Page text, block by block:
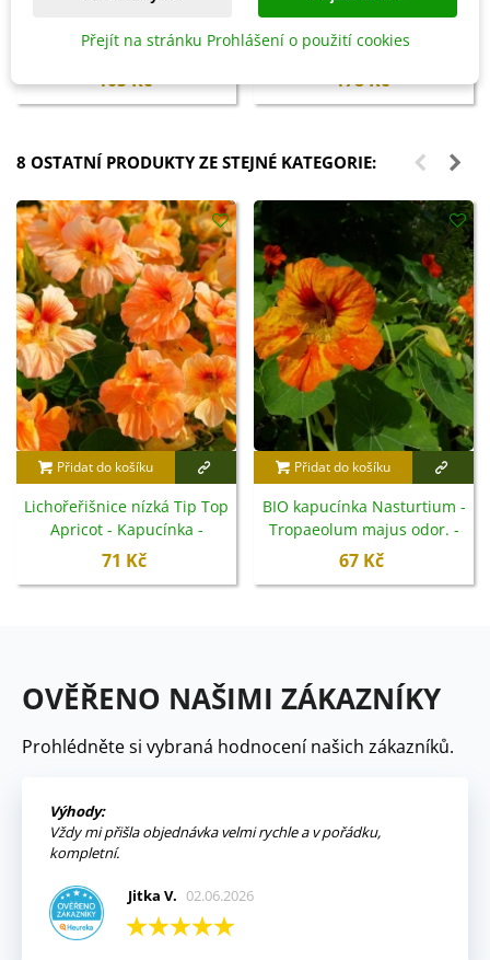
Biochar Mini start - aktivní uhlí
k rostlinám - Devrakon - 300 ml
105 Kč
Hoštické slepičince -
granulované - 2,5 kg
178 Kč
8 OSTATNÍ PRODUKTY ZE STEJNÉ KATEGORIE:
Přidat do košíku
Lichořeřišnice nízká Tip Top
Apricot - Kapucínka -
Tropaeolum minus -
71 Kč
Přidat do košíku
BIO kapucínka Nasturtium -
Tropaeolum majus odor. -
bio semena - 10 ks
67 Kč
OVĚŘENO NAŠIMI ZÁKAZNÍKY
Prohlédněte si vybraná hodnocení našich zákazníků.
Výhody:
Vždy mi přišla objednávka velmi rychle a v pořádku,
kompletní.
Jitka V. 02.06.2026
Přejít na stránku Prohlášení o použití cookies